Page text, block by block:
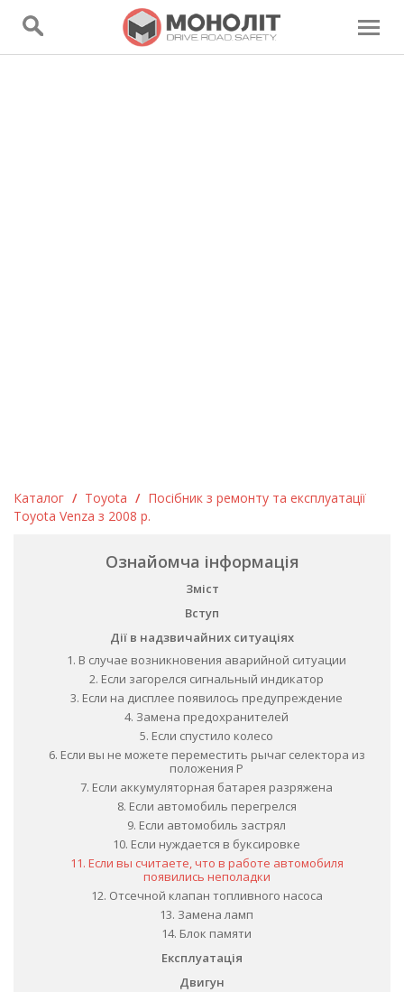
Каталог / Toyota / Посібник з ремонту та експлуатації
Toyota Venza з 2008 р.
Ознайомча інформація
Зміст
Вступ
Дії в надзвичайних ситуаціях
1. В случае возникновения аварийной ситуации
2. Если загорелся сигнальный индикатор
3. Если на дисплее появилось предупреждение
4. Замена предохранителей
5. Если спустило колесо
6. Если вы не можете переместить рычаг селектора из
положения Р
7. Если аккумуляторная батарея разряжена
8. Если автомобиль перегрелся
9. Если автомобиль застрял
10. Если нуждается в буксировке
11. Если вы считаете, что в работе автомобиля
появились неполадки
12. Отсечной клапан топливного насоса
13. Замена ламп
14. Блок памяти
Експлуатація
Двигун